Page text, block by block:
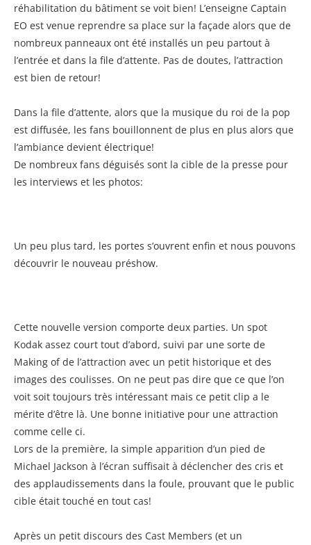
réhabilitation du bâtiment se voit bien! L’enseigne Captain
EO est venue reprendre sa place sur la façade alors que de
nombreux panneaux ont été installés un peu partout à
l’entrée et dans la file d’attente. Pas de doutes, l’attraction
est bien de retour!
Dans la file d’attente, alors que la musique du roi de la pop
est diffusée, les fans bouillonnent de plus en plus alors que
l’ambiance devient électrique!
De nombreux fans déguisés sont la cible de la presse pour
les interviews et les photos:
Un peu plus tard, les portes s’ouvrent enfin et nous pouvons
découvrir le nouveau préshow.
Cette nouvelle version comporte deux parties. Un spot
Kodak assez court tout d’abord, suivi par une sorte de
Making of de l’attraction avec un petit historique et des
images des coulisses. On ne peut pas dire que ce que l’on
voit soit toujours très intéressant mais ce petit clip a le
mérite d’être là. Une bonne initiative pour une attraction
comme celle ci.
Lors de la première, la simple apparition d’un pied de
Michael Jackson à l’écran suffisait à déclencher des cris et
des applaudissements dans la foule, prouvant que le public
cible était touché en tout cas!
Après un petit discours des Cast Members (et un